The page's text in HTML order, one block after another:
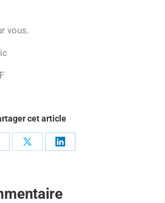
vous.
cet article
PartagerPartager